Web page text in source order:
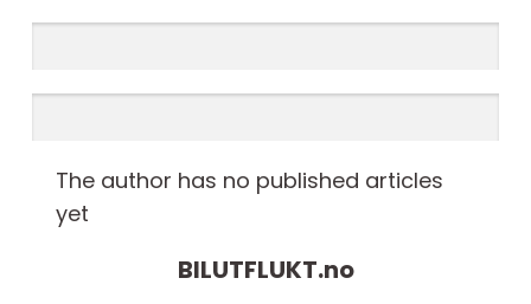
The author has no published articles
yet
BILUTFLUKT.no